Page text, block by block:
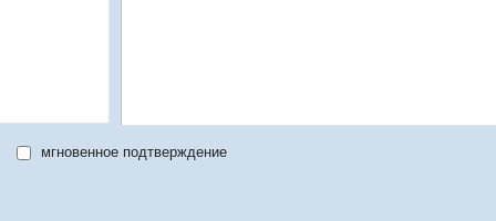
мгновенное подтверждение